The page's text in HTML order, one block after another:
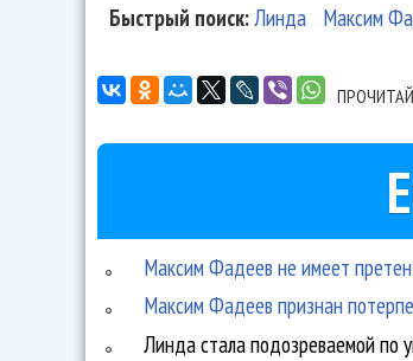
Быстрый поиск:Линда Максим
Максим Фадеев не имеет
Максим Фадеев признан
Линда стала подозреваемой по